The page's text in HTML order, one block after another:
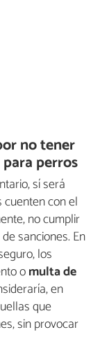
no tener
perros
sí será
con el
no cumplir
sanciones. En
los
omulta de
en
que
sin provocar